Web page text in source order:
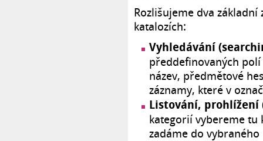
Rozlišujeme dva
katalozích:
Vyhledávání
předdefinovaných
název, předmětové
záznamy, které v
Listování, prohlížení
kategorií vybereme tu
zadáme do